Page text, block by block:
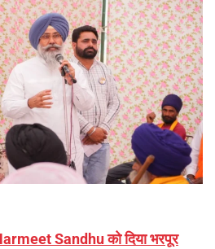
Sandhu को दिया भरपूर